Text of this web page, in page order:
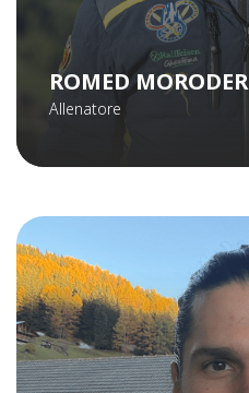
ROMED MORODER
Allenatore